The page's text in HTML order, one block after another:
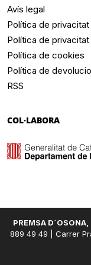
Avís legal
Política de privacitat
Política de
Política de cookies
Política de
RSS
COL·LABORA
PREMSA D´OSONA,
889 49 49 | Carrer